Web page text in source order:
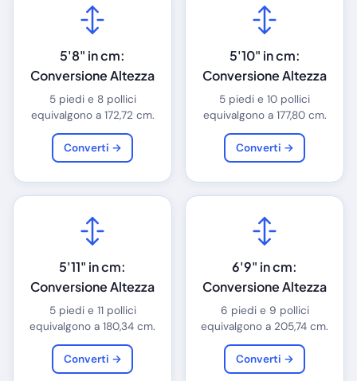
5'8" in cm:
Conversione Altezza
5 piedi e 8 pollici
equivalgono a 172,72 cm.
Converti →
5'10" in cm:
Conversione Altezza
5 piedi e 10 pollici
equivalgono a 177,80 cm.
Converti →
5'11" in cm:
Conversione Altezza
5 piedi e 11 pollici
equivalgono a 180,34 cm.
Converti →
6'9" in cm:
Conversione Altezza
6 piedi e 9 pollici
equivalgono a 205,74 cm.
Converti →